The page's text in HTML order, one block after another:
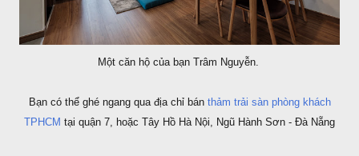
Một căn hộ của bạn Trâm Nguyễn.
Bạn có thể ghé ngang qua địa chỉ bánthảm trải sàn phòng khách
TPHCM tại quận 7, hoặc Tây Hồ Hà Nội, Ngũ Hành Sơn - Đà Nẵng